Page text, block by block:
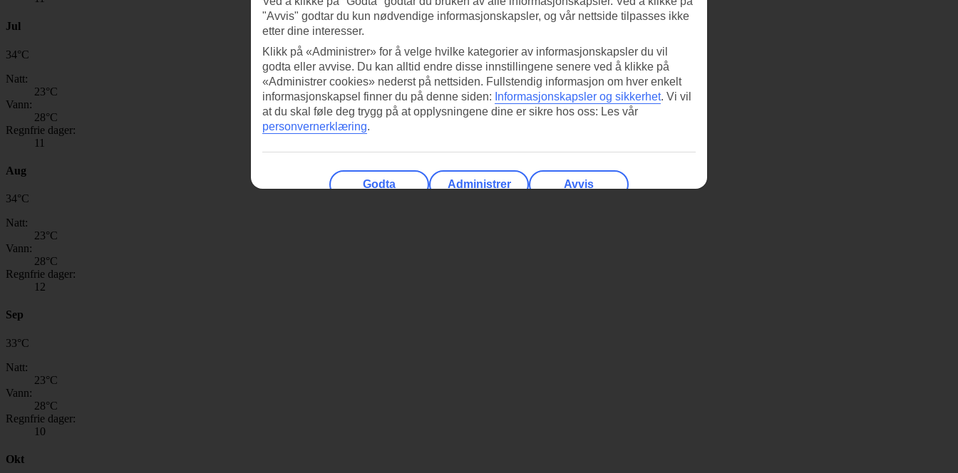
Jul
34°C
Natt:
23°C
Vann:
28°C
Regnfrie dager:
11
Aug
34°C
Natt:
23°C
Vann:
28°C
Regnfrie dager:
12
Sep
33°C
Natt:
23°C
Vann:
28°C
Regnfrie dager:
10
Okt
"Avvis" godtar du kun nødvendige informasjonskapsler, og vår nettside tilpasses ikke
etter dine interesser.
Klikk på «Administrer» for å velge hvilke kategorier av informasjonskapsler du vil
godta eller avvise. Du kan alltid endre disse innstillingene senere ved å klikke på
«Administrer cookies» nederst på nettsiden. Fullstendig informasjon om hver enkelt
informasjonskapsel finner du på denne siden: Informasjonskapsler og sikkerhet. Vi vil
at du skal føle deg trygg på at opplysningene dine er sikre hos oss: Les vår
personvernerklæring.
Godta Administrer Avvis